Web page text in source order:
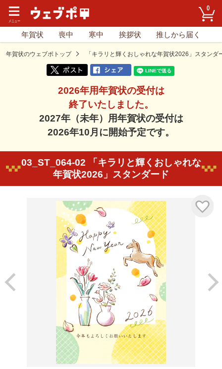
0
年賀状 喪中 寒中 挨拶状 推しから届く
年賀状のウェブポトップ 「キラリと輝くおしゃれな年賀状2026」スタンダ
2026年用年賀状の受付は
終了いたしました。
2027年（未年）用年賀状の受付は
2026年10月に開始予定です。
03_ST_064-02 「キラリと輝くおしゃれな
年賀状2026」スタンダード